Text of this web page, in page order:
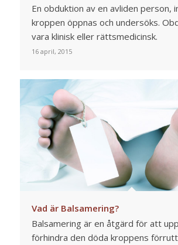
En obduktion av en avliden person,
kroppen öppnas och undersöks.
vara klinisk eller rättsmedicinsk.
16 april, 2015
Vad är Balsamering?
Balsamering är en åtgärd för att
förhindra den döda kroppens